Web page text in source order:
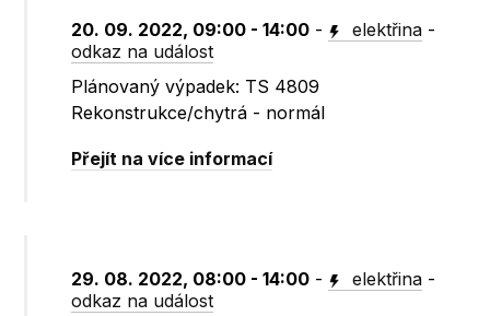
20. 09. 2022, 09:00 - 14:00 - elektřina -
odkaz na událost
Plánovaný výpadek: TS 4809
Rekonstrukce/chytrá - normál
Přejít na více informací
29. 08. 2022, 08:00 - 14:00 - elektřina -
odkaz na událost